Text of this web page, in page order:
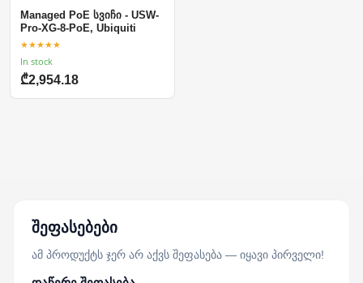
Managed PoE სვიჩი - USW-
Pro-XG-8-PoE, Ubiquiti
★★★★★
In stock
₾2,954.18
შეფასებები
ამ პროდუქტს ჯერ არ აქვს შეფასება — იყავი პირველი!